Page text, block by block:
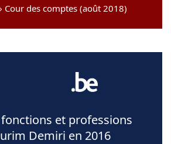
Cour des comptes (août 2018)
et professions
Demiri en 2016